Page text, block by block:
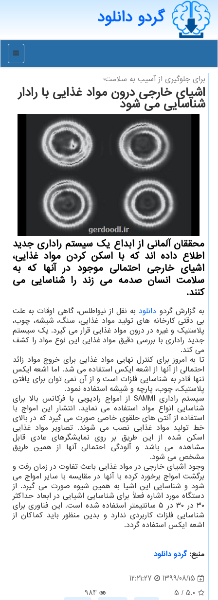
گردو دانلود
منو
برای جلوگیری از آسیب به سلامت؛
اشیای خارجی درون مواد غذایی با رادار
شناسایی می شود
محققان آلمانی از ابداع یك سیستم راداری جدید
اطلاع داده اند كه با اسكن كردن مواد غذایی،
اشیای خارجی احتمالی موجود در آنها كه به
سلامت انسان صدمه می زند را شناسایی می
كنند.
به گزارش گردو دانلود به نقل از نیواطلس، گاهی اوقات به علت
بی دقتی کارخانه های تولید مواد غذایی، سنگ، شیشه، چوب،
پلاستیک و غیره در درون مواد غذایی قرار می گیرد. یک سیستم
جدید راداری با بررسی دقیق مواد غذایی این نوع مواد را کشف
می کند.
تا به امروز برای کنترل نهایی مواد غذایی برای خروج مواد زائد
احتمالی از آنها از اشعه ایکس استفاده می شد. اما اشعه ایکس
تنها قادر به شناسایی فلزات است و از آن نمی توان برای یافتن
پلاستیک، چوب، پارچه و شیشه استفاده نمود.
سیستم راداری SAMMI از امواج رادیویی با فرکانس بالا برای
شناسایی انواع مواد استفاده می نماید. انتشار این امواج با
استفاده از آنتن های حلقوی خاصی صورت می گیرد که در بالای
خط تولید مواد غذایی نصب می شوند. تصاویر مواد غذایی
اسکن شده از این طریق بر روی نمایشگرهای عادی قابل
مشاهده می باشد و آلودگی احتمالی آنها از همین طریق
مشخص می شود.
وجود اشیای خارجی در مواد غذایی باعث تفاوت در زمان رفت و
برگشت امواج برخورد کرده با آنها در مقایسه با سایر امواج می
شود و شناسایی این اشیا به همین شیوه صورت می گیرد. از
دستگاه مورد اشاره فعلاً برای شناسایی اشیایی در ابعاد حداکثر
۳۰ در ۳۰ در ۵ سانتیمتر استفاده شده است. این فناوری برای
شناسایی فلزات کاربردی ندارد و بدین منظور باید کماکان از
اشعه ایکس استفاده گردد.
منبع:گردو دانلود
1399/08/15
12:21:27
5.0
/
5
984